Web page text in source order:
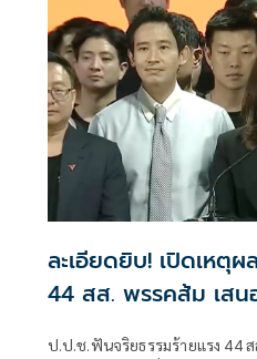
ละเอียดยิบ! เปิดเหตุ
44 สส. พรรคส้ม เสน
ป.ป.ช.ฟันจริยธรรมร้ายแรง 44